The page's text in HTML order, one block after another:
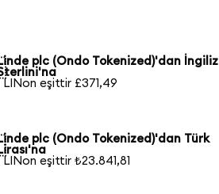
plc (Ondo Tokenized)'dan İngiliz
LINon eşittir £371,49
plc (Ondo Tokenized)'dan Türk
LINon eşittir ₺23.841,81